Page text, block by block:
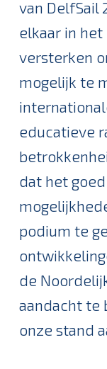
van DelfSail
elkaar in
versterken
mogelijk te
educatieve
dat het
podium te
de
aandacht te
onze stand